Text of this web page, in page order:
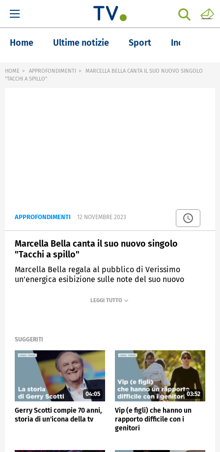
Home Ultime notizie Sport Inchieste
HOME APPROFONDIMENTI
MARCELLA BELLA CANTA IL SUO NUOVO SINGOLO
"TACCHI A SPILLO"
APPROFONDIMENTI 12 NOVEMBRE 2023
Marcella Bella canta il suo nuovo singolo
"Tacchi a spillo"
Marcella Bella regala al pubblico di Verissimo
un'energica esibizione sulle note del suo nuovo
SUGGERITI
04:05
Gerry Scotti compie 70 anni,
storia di un'icona della tv
03:52
Vip (e figli) che hanno un
rapporto difficile con i
genitori